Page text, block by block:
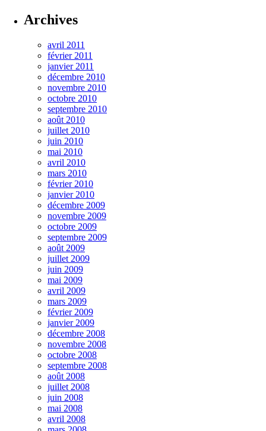
Archives
avril 2011
février 2011
janvier 2011
décembre 2010
novembre 2010
octobre 2010
septembre 2010
août 2010
juillet 2010
juin 2010
mai 2010
avril 2010
mars 2010
février 2010
janvier 2010
décembre 2009
novembre 2009
octobre 2009
septembre 2009
août 2009
juillet 2009
juin 2009
mai 2009
avril 2009
mars 2009
février 2009
janvier 2009
décembre 2008
novembre 2008
octobre 2008
septembre 2008
août 2008
juillet 2008
juin 2008
mai 2008
avril 2008